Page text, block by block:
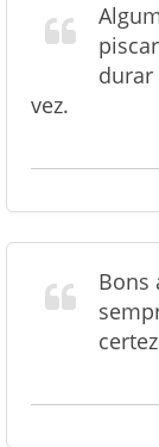
durar
vez.
Bons